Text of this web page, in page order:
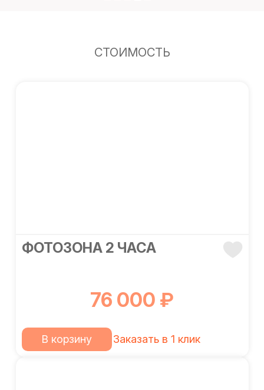
СТОИМОСТЬ
ФОТОЗОНА 2 ЧАСА
76 000 ₽
В корзину Заказать в 1 клик